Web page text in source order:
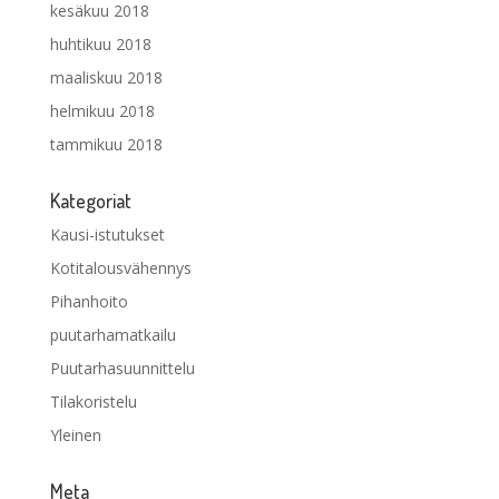
kesäkuu 2018
huhtikuu 2018
maaliskuu 2018
helmikuu 2018
tammikuu 2018
Kategoriat
Kausi-istutukset
Kotitalousvähennys
Pihanhoito
puutarhamatkailu
Puutarhasuunnittelu
Tilakoristelu
Yleinen
Meta